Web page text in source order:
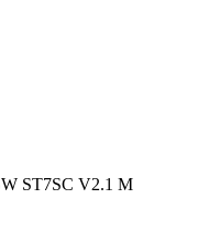
ST7SC V2.1 M